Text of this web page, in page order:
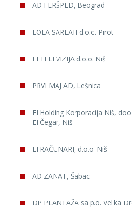
AD FERŠPED, Beograd
LOLA SARLAH d.o.o. Pirot
EI TELEVIZIJA d.o.o. Niš
PRVI MAJ AD, Lešnica
EI Holding Korporacija Niš,
EI Čegar, Niš
EI RAČUNARI, d.o.o. Niš
AD ZANAT, Šabac
DP PLANTAŽA sa p.o. Velika